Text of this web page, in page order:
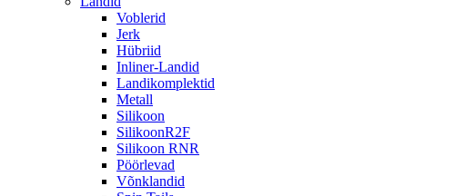
Voblerid
Jerk
Hübriid
Inliner-Landid
Landikomplektid
Metall
Silikoon
SilikoonR2F
Silikoon RNR
Pöörlevad
Võnklandid